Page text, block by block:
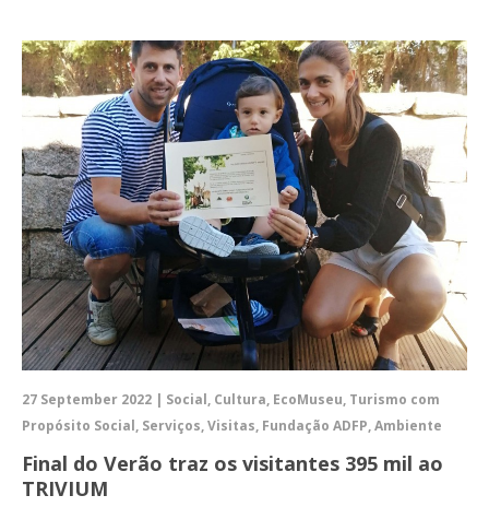
27 September 2022 | Social, Cultura, EcoMuseu, Turismo com
Propósito Social, Serviços, Visitas, Fundação ADFP, Ambiente
Final do Verão traz os visitantes 395 mil ao
TRIVIUM